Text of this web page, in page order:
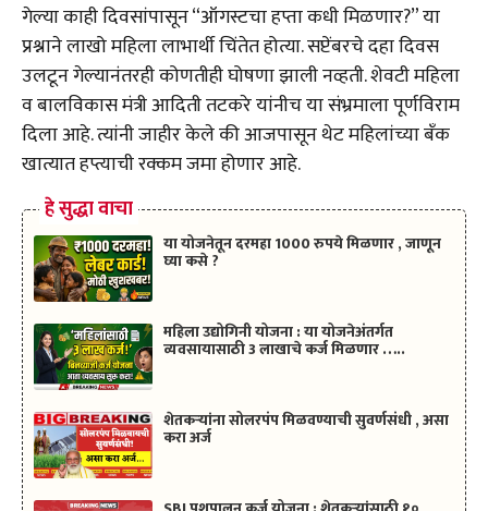
गेल्या काही दिवसांपासून “ऑगस्टचा हप्ता कधी मिळणार?” या
प्रश्नाने लाखो महिला लाभार्थी चिंतेत होत्या. सप्टेंबरचे दहा दिवस
उलटून गेल्यानंतरही कोणतीही घोषणा झाली नव्हती. शेवटी महिला
व बालविकास मंत्री आदिती तटकरे यांनीच या संभ्रमाला पूर्णविराम
दिला आहे. त्यांनी जाहीर केले की आजपासून थेट महिलांच्या बँक
खात्यात हप्त्याची रक्कम जमा होणार आहे.
हे सुद्धा वाचा
या योजनेतून दरमहा 1000 रुपये मिळणार , जाणून
घ्या कसे ?
महिला उद्योगिनी योजना : या योजनेअंतर्गत
व्यवसायासाठी 3 लाखाचे कर्ज मिळणार …..
शेतकऱ्यांना सोलरपंप मिळवण्याची सुवर्णसंधी , असा
करा अर्ज